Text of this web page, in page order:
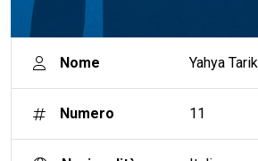
Nome Yahya Tarik
Numero 11